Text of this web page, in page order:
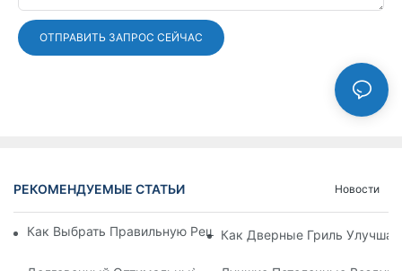
ОТПРАВИТЬ ЗАПРОС СЕЙЧАС
РЕКОМЕНДУЕМЫЕ СТАТЬИ Новости
Как Выбрать Правильную Решетку Алюминиевой
Как Дверные Гриль